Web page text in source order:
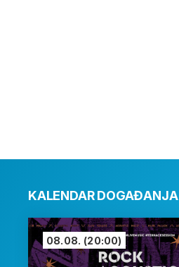
KALENDAR DOGAĐANJA
08.08. (20:00)